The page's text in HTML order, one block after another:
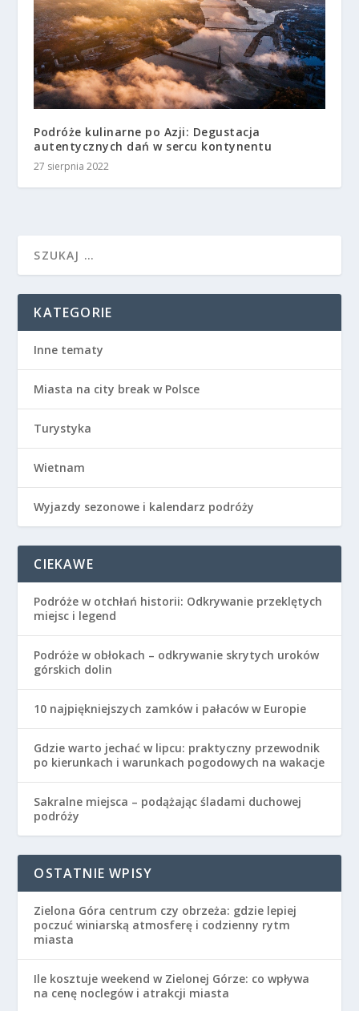
Podróże kulinarne po Azji: Degustacja
autentycznych dań w sercu kontynentu
27 sierpnia 2022
KATEGORIE
Inne tematy
Miasta na city break w Polsce
Turystyka
Wietnam
Wyjazdy sezonowe i kalendarz podróży
CIEKAWE
Podróże w otchłań historii: Odkrywanie przeklętych
miejsc i legend
Podróże w obłokach – odkrywanie skrytych uroków
górskich dolin
10 najpiękniejszych zamków i pałaców w Europie
Gdzie warto jechać w lipcu: praktyczny przewodnik
po kierunkach i warunkach pogodowych na wakacje
Sakralne miejsca – podążając śladami duchowej
podróży
OSTATNIE WPISY
Zielona Góra centrum czy obrzeża: gdzie lepiej
poczuć winiarską atmosferę i codzienny rytm
miasta
Ile kosztuje weekend w Zielonej Górze: co wpływa
na cenę noclegów i atrakcji miasta